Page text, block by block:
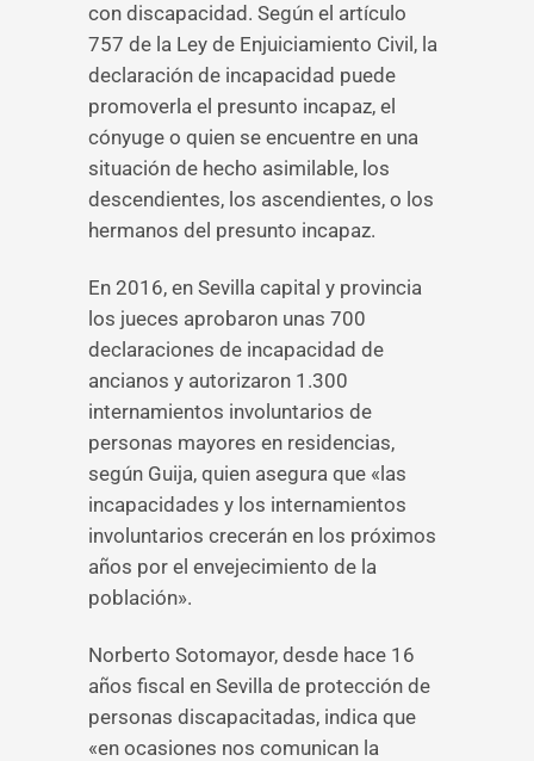
con discapacidad. Según el artículo
757 de la Ley de Enjuiciamiento Civil, la
declaración de incapacidad puede
promoverla el presunto incapaz, el
cónyuge o quien se encuentre en una
situación de hecho asimilable, los
descendientes, los ascendientes, o los
hermanos del presunto incapaz.
En 2016, en Sevilla capital y provincia
los jueces aprobaron unas 700
declaraciones de incapacidad de
ancianos y autorizaron 1.300
internamientos involuntarios de
personas mayores en residencias,
según Guija, quien asegura que «las
incapacidades y los internamientos
involuntarios crecerán en los próximos
años por el envejecimiento de la
población».
Norberto Sotomayor, desde hace 16
años fiscal en Sevilla de protección de
personas discapacitadas, indica que
«en ocasiones nos comunican la